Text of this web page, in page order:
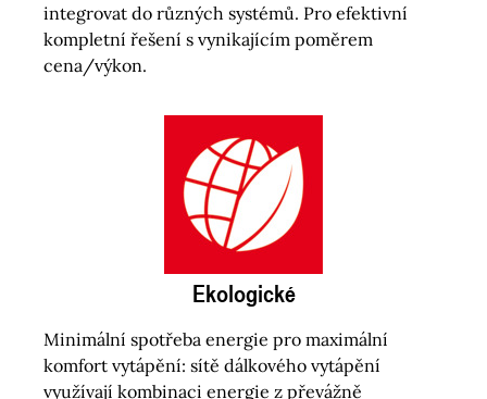
integrovat do různých systémů. Pro efektivní
kompletní řešení s vynikajícím poměrem
cena/výkon.
Ekologické
Minimální spotřeba energie pro maximální
komfort vytápění: sítě dálkového vytápění
využívají kombinaci energie z převážně